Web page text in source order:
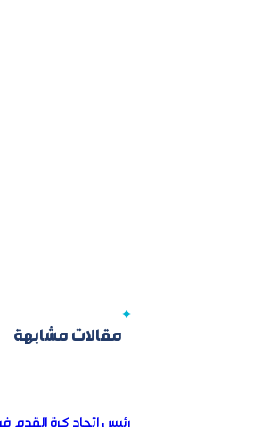
مقالات مشابهة
رئيس اتحاد كرة القدم